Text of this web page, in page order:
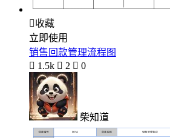
收藏
立即使用
销售回款管理流程图
 1.5k  2  0
柴知道